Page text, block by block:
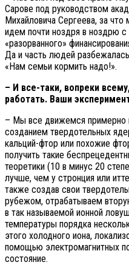
Сарове под руководством
Михайловича Сергеева, за
идем почти ноздря в ноздрю
«разорванного»
Да и часть людей
«Нам семьи кормить надо!».
– И все-таки, вопреки
работать. Ваши
– Мы все движемся примерно
созданием твердотельных
кальций-фтор или похожие
получить такие
теоретики (10 в минус 20
лучше, чем у стронция или
также создав свои
рубежом, отрабатываем
в так называемой ионной
температуры порядка
этого холодного иона,
помощью электромагнитных
состояние.